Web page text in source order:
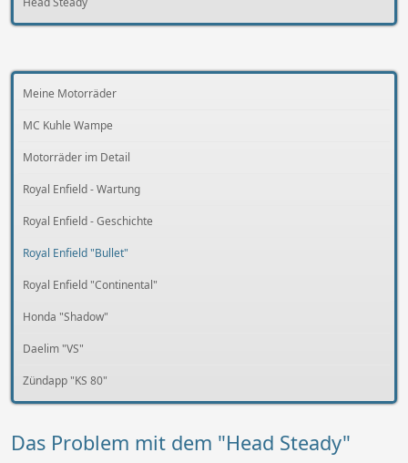
Meine Motorräder
MC Kuhle Wampe
Motorräder im Detail
Royal Enfield - Wartung
Royal Enfield - Geschichte
Royal Enfield "Bullet"
Royal Enfield "Continental"
Honda "Shadow"
Daelim "VS"
Zündapp "KS 80"
Das Problem mit dem "Head Steady"